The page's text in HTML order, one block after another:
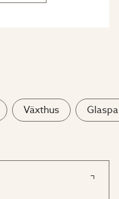
Växthus